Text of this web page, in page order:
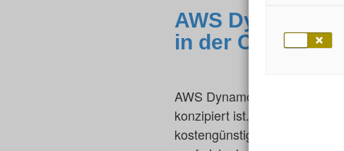
AWS
in der Cloud
AWS DynamoDB ist ein
konzipiert ist. Als vollständig
kostengünstige Lösung für